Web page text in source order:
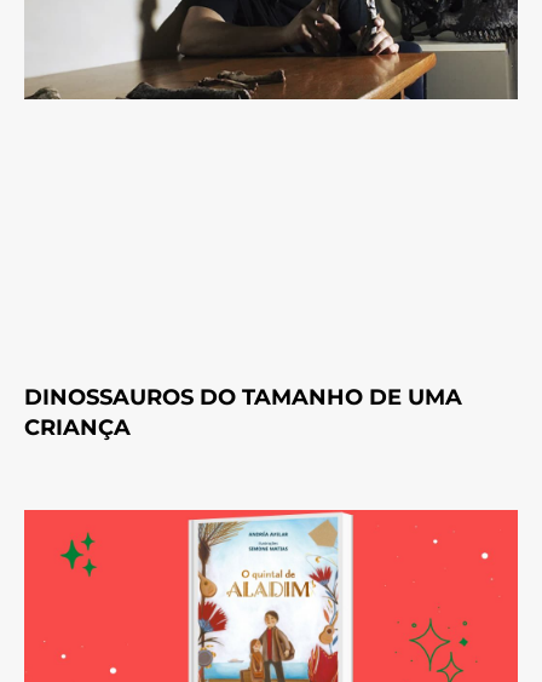
DINOSSAUROS DO TAMANHO DE UMA
CRIANÇA